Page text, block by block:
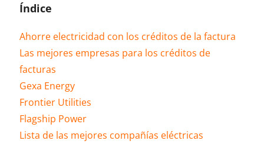
Índice
Ahorre electricidad con los créditos de la factura
Las mejores empresas para los créditos de
facturas
Gexa Energy
Frontier Utilities
Flagship Power
Lista de las mejores compañías eléctricas